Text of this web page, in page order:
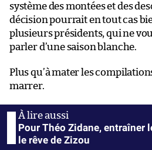
système des montées et des
décision pourrait en tout cas
plusieurs présidents, qui ne
parler d’une saison blanche.
Plus qu’à mater les
marrer.
Pour Théo Zidane, entraîner
le rêve de Zizou